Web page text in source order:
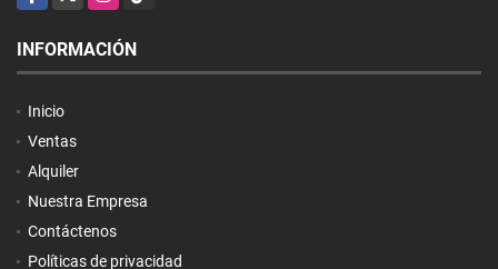
INFORMACIÓN
Inicio
Ventas
Alquiler
Nuestra Empresa
Contáctenos
Políticas de privacidad